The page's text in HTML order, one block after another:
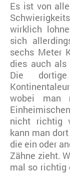
Es ist von
wirklich
sich
sechs Meter
dies auch als
Die
wobei man
nicht richtig
kann man
die ein oder
Zähne zieht.
mal so richtig